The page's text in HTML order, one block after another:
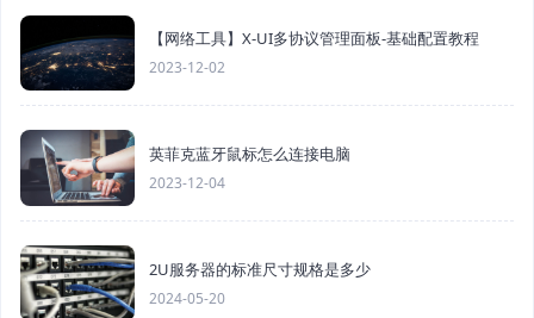
【网络工具】X-UI多协议管理面板-基础配置教程
2023-12-02
英菲克蓝牙鼠标怎么连接电脑
2023-12-04
2U服务器的标准尺寸规格是多少
2024-05-20